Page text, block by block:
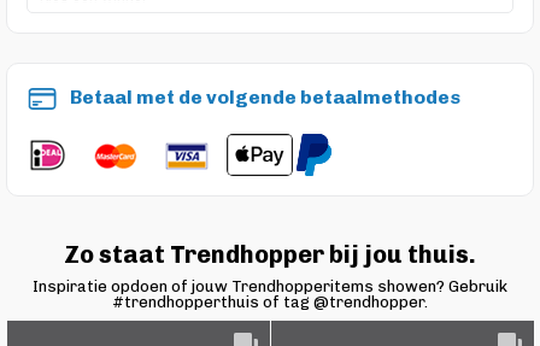
Betaal met de volgende betaalmethodes
Zo staat Trendhopper bij jou thuis.
Inspiratie opdoen of jouw Trendhopperitems showen? Gebruik
#trendhopperthuis of tag @trendhopper.